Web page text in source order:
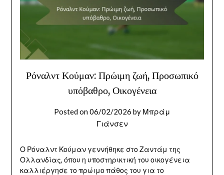
Ρόναλντ Κούμαν: Πρώιμη ζωή, Προσωπικό
υπόβαθρο, Οικογένεια
Posted on06/02/2026 by Μπράμ
Γιάνσεν
Ο Ρόναλντ Κούμαν γεννήθηκε στο Ζαντάμ της
Ολλανδίας, όπου η υποστηρικτική του οικογένεια
καλλιέργησε το πρώιμο πάθος του για το